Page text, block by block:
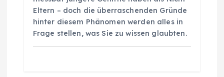
Eltern – doch die überraschenden Gründe
hinter diesem Phänomen werden alles in
Frage stellen, was Sie zu wissen glaubten.